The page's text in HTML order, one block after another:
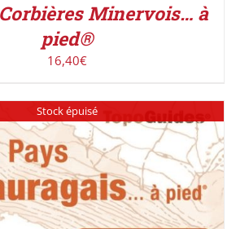
Minervois… à
pied®
16,40€
Stock épuisé